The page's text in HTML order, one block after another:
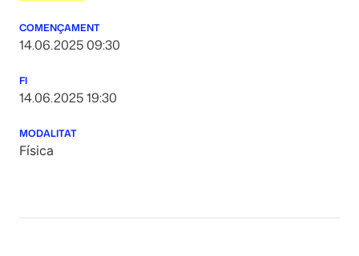
COMENÇAMENT
14.06.2025 09:30
FI
14.06.2025 19:30
MODALITAT
Física